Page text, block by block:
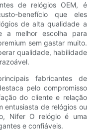
de relógios OEM, é
benefício que eles
de alta qualidade a
a melhor escolha para
sem gastar muito.
qualidade, habilidade
fabricantes de
pelo compromisso
do cliente e relação
entusiasta de relógios ou
Nifer O relógio é uma
e confiáveis.